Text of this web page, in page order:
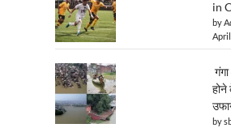
in
by
होने
by